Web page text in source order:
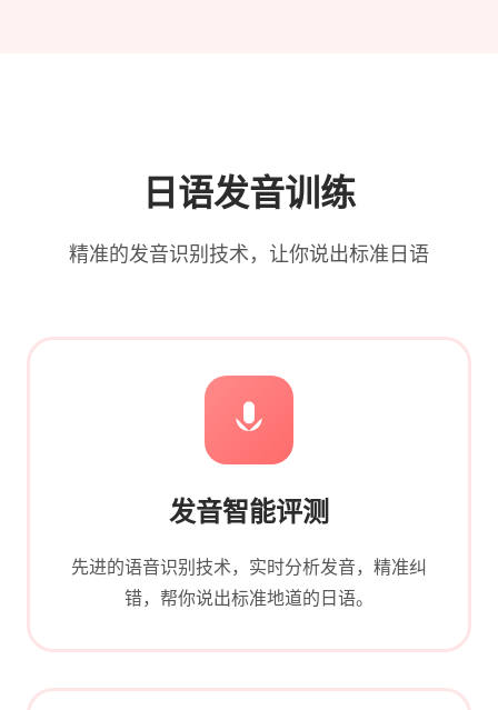
日语发音训练
精准的发音识别技术，让你说出标准日语
发音智能评测
先进的语音识别技术，实时分析发音，精准纠
错，帮你说出标准地道的日语。